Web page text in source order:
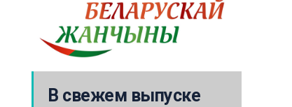
В свежем выпуске